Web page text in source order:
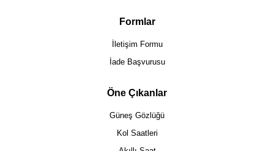
Formlar
İletişim Formu
İade Başvurusu
Öne Çıkanlar
Güneş Gözlüğü
Kol Saatleri